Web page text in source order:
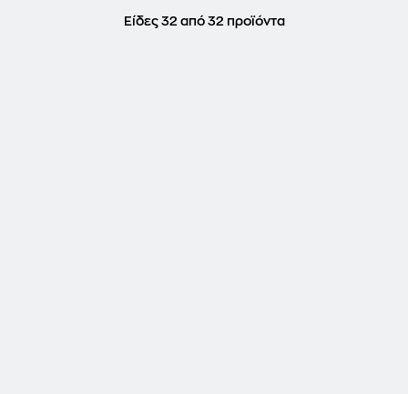
Είδες 32 από 32 προϊόντα